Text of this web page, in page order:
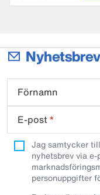
Nyhetsbrev
Förnamn
E-post*
Jag samtycker
nyhetsbrev via
personuppgifter